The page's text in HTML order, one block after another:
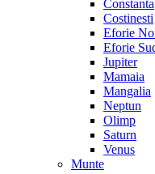
Constanta
Costinesti
Eforie
Eforie
Jupiter
Mamaia
Mangalia
Neptun
Olimp
Saturn
Venus
Munte